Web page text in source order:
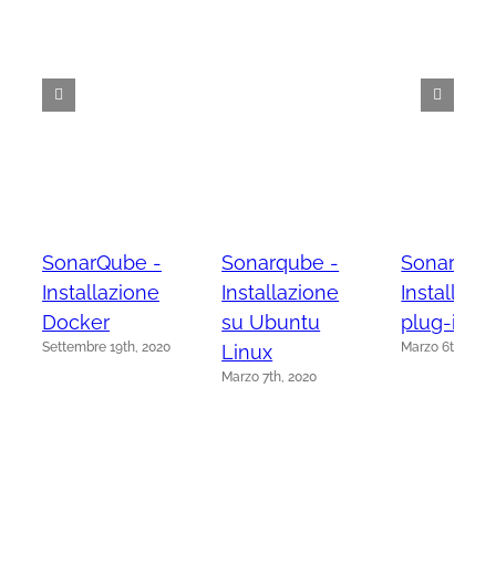
SonarQube -
Installazione
Docker
Settembre 19th, 2020
Sonarqube -
Installazione
su Ubuntu
Linux
Marzo 7th, 2020
plug-in
Marzo 6th,